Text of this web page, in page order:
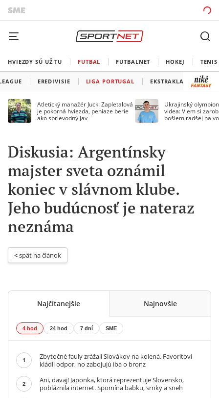
HVIEZDY SÚ UŽ TU FUTBAL FUTBALNET HOKEJ TENIS
EREDIVISIE LIGA PORTUGAL EKSTRAKLASA
Atletický manažér Juck: Zapletalová
je pokorná hviezda, peniaze berie
ako sprievodný jav
Ukrajinský
videa: Viem si
pošlem radšej na
Diskusia: Argentínsky
majster sveta oznámil
koniec v slávnom klube.
Jeho budúcnosť je nateraz
neznáma
< späť na článok
Najčítanejšie Najnovšie
4 hod 24 hod 7 dní SME
1
Zbytočné fauly zrážali Slovákov na kolená. Favoritovi
kládli odpor, no zabojujú iba o bronz
2
Ani, davaj! Japonka, ktorá reprezentuje Slovensko,
pobláznila internet. Spomína babku, srnky a sneh